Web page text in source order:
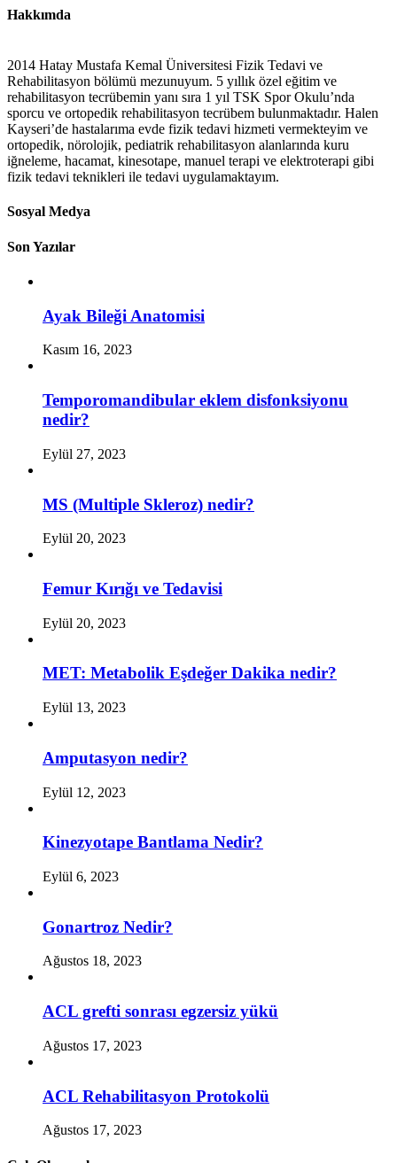
Hakkımda
2014 Hatay Mustafa Kemal Üniversitesi Fizik Tedavi ve
Rehabilitasyon bölümü mezunuyum. 5 yıllık özel eğitim ve
rehabilitasyon tecrübemin yanı sıra 1 yıl TSK Spor Okulu’nda
sporcu ve ortopedik rehabilitasyon tecrübem bulunmaktadır. Halen
Kayseri’de hastalarıma evde fizik tedavi hizmeti vermekteyim ve
ortopedik, nörolojik, pediatrik rehabilitasyon alanlarında kuru
iğneleme, hacamat, kinesotape, manuel terapi ve elektroterapi gibi
fizik tedavi teknikleri ile tedavi uygulamaktayım.
Sosyal Medya
Son Yazılar
Ayak Bileği Anatomisi
Kasım 16, 2023
Temporomandibular eklem disfonksiyonu
nedir?
Eylül 27, 2023
MS (Multiple Skleroz) nedir?
Eylül 20, 2023
Femur Kırığı ve Tedavisi
Eylül 20, 2023
MET: Metabolik Eşdeğer Dakika nedir?
Eylül 13, 2023
Amputasyon nedir?
Eylül 12, 2023
Kinezyotape Bantlama Nedir?
Eylül 6, 2023
Gonartroz Nedir?
Ağustos 18, 2023
ACL grefti sonrası egzersiz yükü
Ağustos 17, 2023
ACL Rehabilitasyon Protokolü
Ağustos 17, 2023